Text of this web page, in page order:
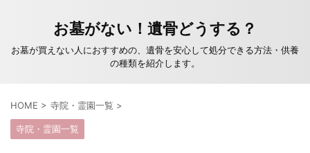
お墓がない！遺骨どうする？
お墓が買えない人におすすめの、遺骨を安心して処分できる方法・供養
の種類を紹介します。
HOME > 寺院・霊園一覧 >
寺院・霊園一覧